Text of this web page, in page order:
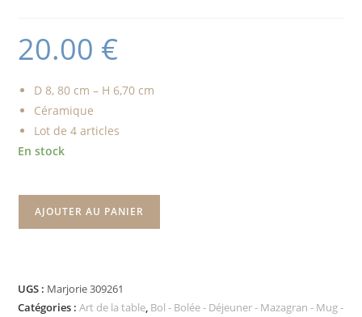
20.00 €
D 8, 80 cm – H 6,70 cm
Céramique
Lot de 4 articles
En stock
AJOUTER AU PANIER
UGS : Marjorie 309261
Catégories :Art de la table, Bol - Bolée - Déjeuner - Mazagran - Mug -